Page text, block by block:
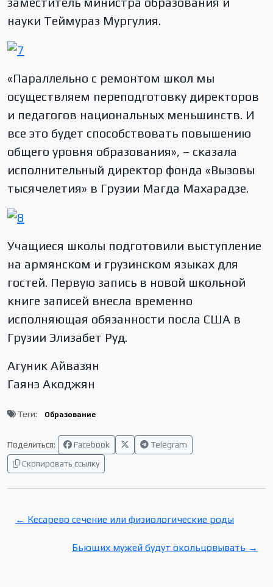
науки Теймураз Мургулия.
«Параллельно с ремонтом школ мы
осуществляем переподготовку директоров
и педагогов национальных меньшинств. И
все это будет способствовать повышению
общего уровня образования», – сказала
исполнительный директор фонда «Вызовы
тысячелетия» в Грузии Магда Махарадзе.
Учащиеся школы подготовили выступление
на армянском и грузинском языках для
гостей. Первую запись в новой школьной
книге записей внесла временно
исполняющая обязанности посла США в
Грузии Элизабет Руд.
Агуник Айвазян
Гаянэ Акоджян
Теги: Образование
Поделиться: Facebook
Telegram
Скопировать ссылку
← Кесарево сечение или физиологические роды
Бьющих мужей будут окольцовывать →